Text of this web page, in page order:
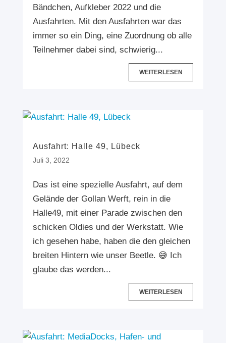
Bändchen, Aufkleber 2022 und die
Ausfahrten. Mit den Ausfahrten war das
immer so ein Ding, eine Zuordnung ob alle
Teilnehmer dabei sind, schwierig...
WEITERLESEN
Ausfahrt: Halle 49, Lübeck
Juli 3, 2022
Das ist eine spezielle Ausfahrt, auf dem
Gelände der Gollan Werft, rein in die
Halle49, mit einer Parade zwischen den
schicken Oldies und der Werkstatt. Wie
ich gesehen habe, haben die den gleichen
breiten Hintern wie unser Beetle. 😅 Ich
glaube das werden...
WEITERLESEN